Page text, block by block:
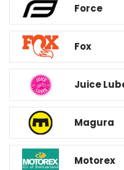
Force
Fox
Juice
Magura
Motorex